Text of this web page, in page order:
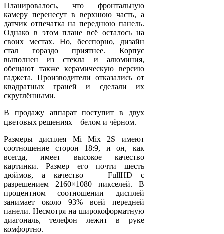
Планировалось, что фронтальную
камеру перенесут в верхнюю часть, а
датчик отпечатка на переднюю панель.
Однако в этом плане всё осталось на
своих местах. Но, бесспорно, дизайн
стал гораздо приятнее. Корпус
выполнен из стекла и алюминия,
обещают также керамическую версию
гаджета. Производители отказались от
квадратных граней и сделали их
скруглёнными.
В продажу аппарат поступит в двух
цветовых решениях – белом и чёрном.
Размеры дисплея Mi Mix 2S имеют
соотношение сторон 18:9, и он, как
всегда, имеет высокое качество
картинки. Размер его почти шесть
дюймов, а качество — FullHD с
разрешением 2160×1080 пикселей. В
процентном соотношении дисплей
занимает около 93% всей передней
панели. Несмотря на широкоформатную
диагональ, телефон лежит в руке
комфортно.